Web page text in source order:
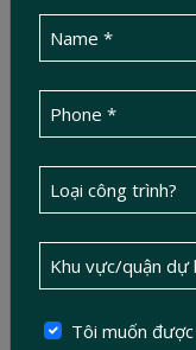
Để đáp ứng nhu cầu
Gói cơ bản: Phù
vật tư phổ thông,
Gói nâng cao: Dành
với nhiều lựa chọn
nội thất và trải
khu vực và quy mô.
Tôi muốn